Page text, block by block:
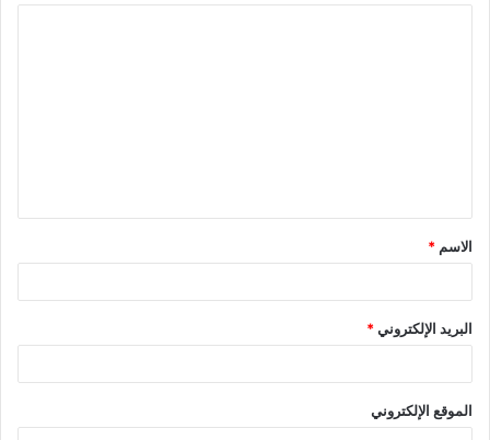
الاسم *
البريد الإلكتروني*
الموقع الإلكتروني